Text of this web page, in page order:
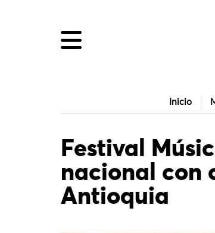
Inicio
Festival
nacional con
Antioquia